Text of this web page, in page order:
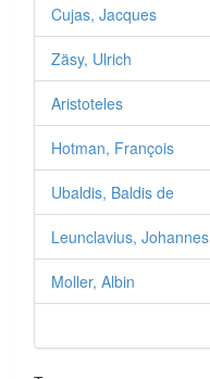
Cujas, Jacques
Zäsy, Ulrich
Aristoteles
Hotman, François
Ubaldis, Baldis de
Leunclavius, Johannes
Moller, Albin